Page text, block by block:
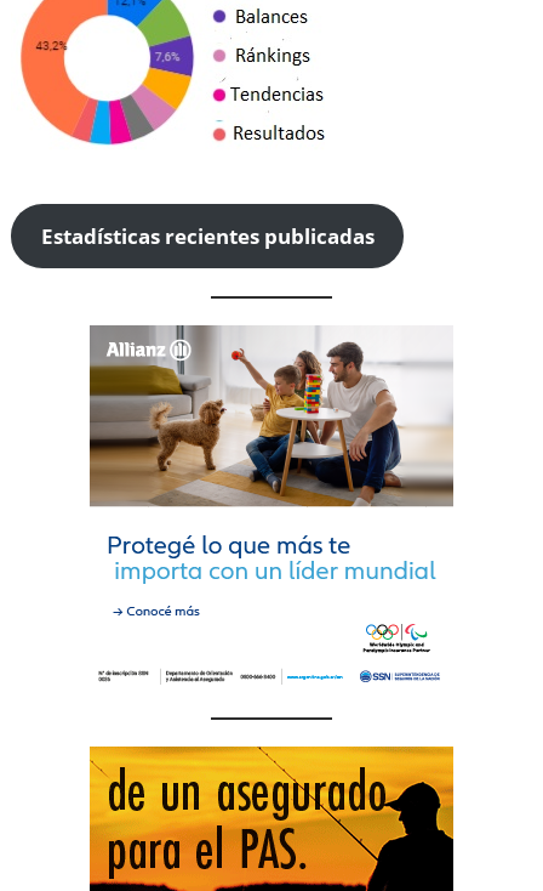
Estadísticas recientes publicadas